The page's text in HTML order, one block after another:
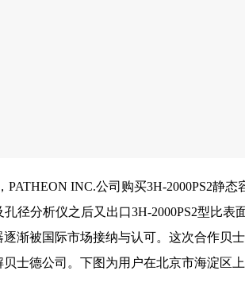
INC.公司购买3H-2000PS2静
径分析仪之后又出口3H-2000PS2型比表
渐被国际市场接纳与认可。这次合作贝
士德公司。下图为用户在北京市海淀区